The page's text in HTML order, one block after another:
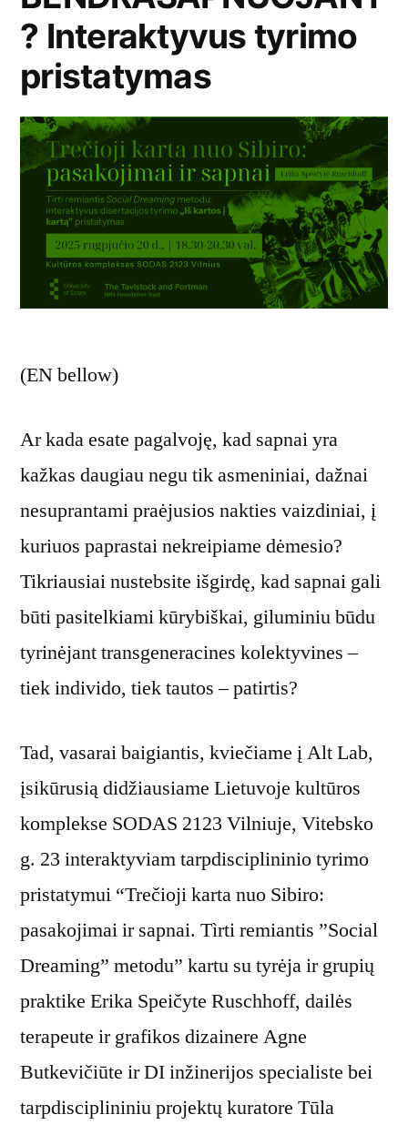
? Interaktyvus tyrimo
pristatymas
(EN bellow)
Ar kada esate pagalvoję, kad sapnai yra
kažkas daugiau negu tik asmeniniai, dažnai
nesuprantami praėjusios nakties vaizdiniai, į
kuriuos paprastai nekreipiame dėmesio?
Tikriausiai nustebsite išgirdę, kad sapnai gali
būti pasitelkiami kūrybiškai, giluminiu būdu
tyrinėjant transgeneracines kolektyvines –
tiek individo, tiek tautos – patirtis?
Tad, vasarai baigiantis, kviečiame į Alt Lab,
įsikūrusią didžiausiame Lietuvoje kultūros
komplekse SODAS 2123 Vilniuje, Vitebsko
g. 23 interaktyviam tarpdisciplininio tyrimo
pristatymui “Trečioji karta nuo Sibiro:
pasakojimai ir sapnai. Tìrti remiantis ”Social
Dreaming” metodu” kartu su tyrėja ir grupių
praktike Erika Speičyte Ruschhoff, dailės
terapeute ir grafikos dizainere Agne
Butkevičiūte ir DI inžinerijos specialiste bei
tarpdisciplininiu projektų kuratore Tūla